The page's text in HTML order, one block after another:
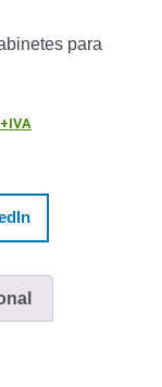
para